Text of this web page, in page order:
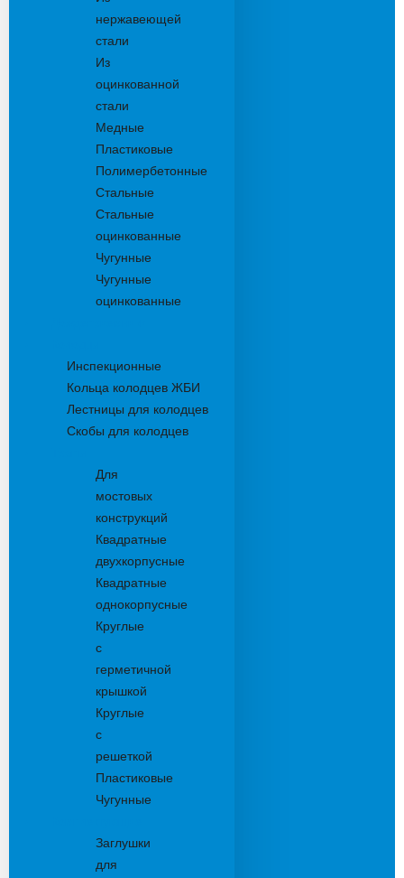
нержавеющей
стали
Из
оцинкованной
стали
Медные
Пластиковые
Полимербетонные
Стальные
Стальные
оцинкованные
Чугунные
Чугунные
оцинкованные
Инспекционные
Кольца колодцев ЖБИ
Лестницы для колодцев
Скобы для колодцев
Для
мостовых
конструкций
Квадратные
двухкорпусные
Квадратные
однокорпусные
Круглые
с
герметичной
крышкой
Круглые
с
решеткой
Пластиковые
Чугунные
Заглушки
для